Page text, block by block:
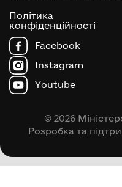
Політика
конфіденційності
Facebook
Instagram
Youtube
© 2026
Розробка та